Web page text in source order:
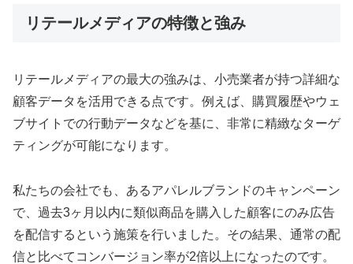
リテールメディアの特徴と強み
リテールメディアの最大の強みは、小売業者が持つ詳細な
顧客データを活用できる点です。例えば、購買履歴やウェ
ブサイトでの行動データなどを基に、非常に精緻なターゲ
ティングが可能になります。
私たちの会社でも、あるアパレルブランドのキャンペーン
で、過去3ヶ月以内に類似商品を購入した顧客にのみ広告
を配信するという施策を行いました。その結果、通常の配
信と比べてコンバージョン率が2倍以上になったのです。